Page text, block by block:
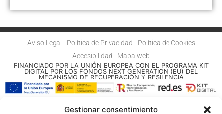
Gestionar consentimiento
Aviso Legal Política de Privacidad
Política de Cookies
Accesibilidad
Mapa web
FINANCIADO POR LA UNIÓN EUROPEA CON EL PROGRAMA KIT
DIGITAL POR LOS FONDOS NEXT GENERATION (EU) DEL
MECANISMO DE RECUPERACIÓN Y RESILENCIA